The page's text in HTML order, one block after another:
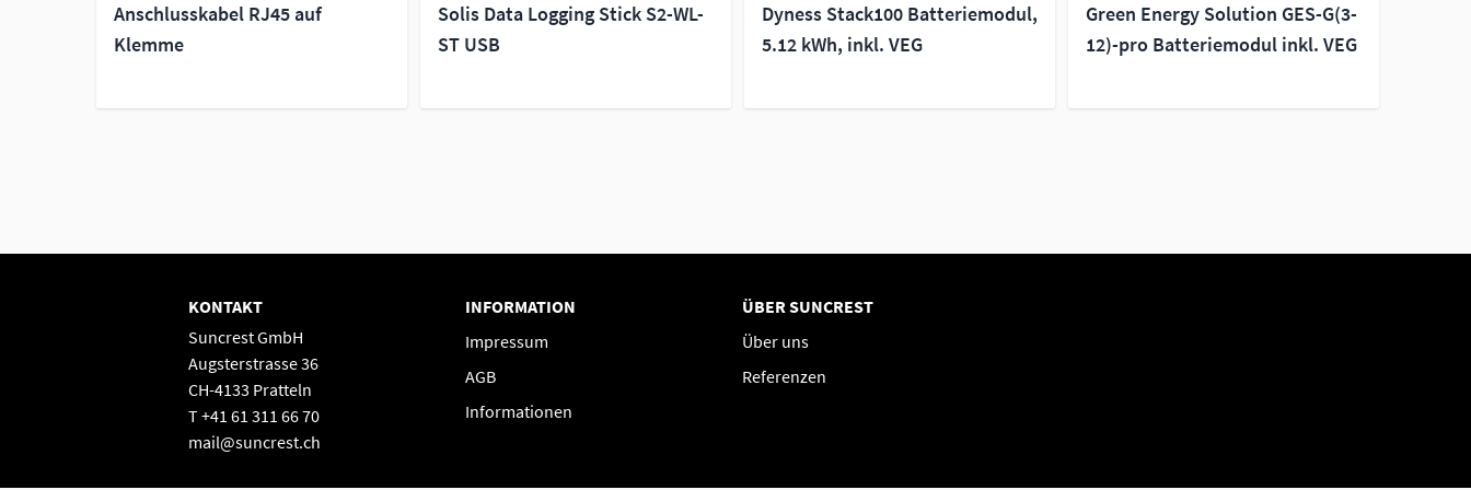
Anschlusskabel RJ45 auf
Klemme
Solis Data Logging Stick S2-WL-
ST USB
Dyness Stack100 Batteriemodul,
5.12 kWh, inkl. VEG
Green Energy Solution GES-G(3-
12)-pro Batteriemodul inkl. VEG
KONTAKT
Suncrest GmbH
Augsterstrasse 36
CH-4133 Pratteln
T +41 61 311 66 70
mail@suncrest.ch
INFORMATION
Impressum
AGB
Informationen
ÜBER SUNCREST
Über uns
Referenzen